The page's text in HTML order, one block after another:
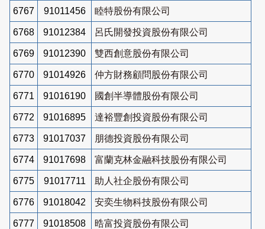
6767 91011456 睦特股份有限公司
6768 91012384 呂氏開發投資股份有限公司
6769 91012390 雙西創意股份有限公司
6770 91014926 仲方財務顧問股份有限公司
6771 91016190 國創半導體股份有限公司
6772 91016895 達裕豐創投資股份有限公司
6773 91017037 朋德投資股份有限公司
6774 91017698 富蘭克林金融科技股份有限公司
6775 91017711 助人社企股份有限公司
6776 91018042 安奕生物科技股份有限公司
6777 91018508 晧富投資股份有限公司